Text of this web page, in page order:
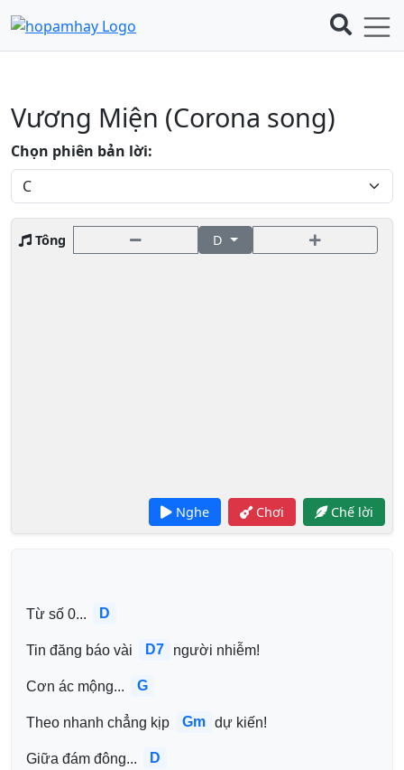
Vương Miện (Corona song)
Chọn phiên bản lời:
Tông D
Nghe Chơi Chế lời
Từ số 0... D
Tin đăng báo vài D7 người nhiễm!
Cơn ác mộng... G
Theo nhanh chẳng kịp Gm dự kiến!
Giữa đám đông... D